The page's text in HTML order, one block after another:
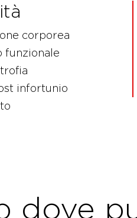
corporea
funzionale
infortunio
dove